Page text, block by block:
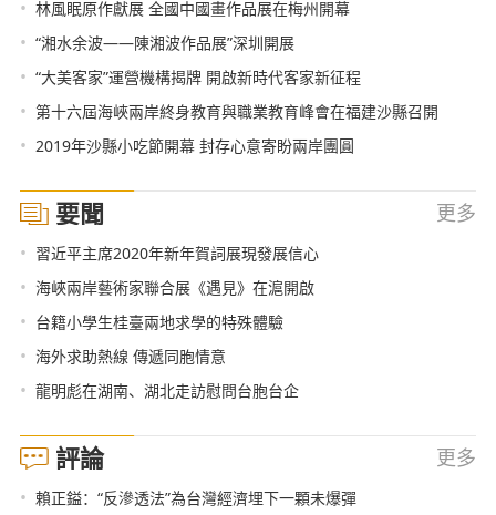
• 林風眠原作獻展 全國中國畫作品展在梅州開幕
• “湘水余波——陳湘波作品展”深圳開展
• “大美客家”運營機構揭牌 開啟新時代客家新征程
• 第十六屆海峽兩岸終身教育與職業教育峰會在福建沙縣召開
• 2019年沙縣小吃節開幕 封存心意寄盼兩岸團圓
要聞 更多
• 習近平主席2020年新年賀詞展現發展信心
• 海峽兩岸藝術家聯合展《遇見》在滬開啟
• 台籍小學生桂臺兩地求學的特殊體驗
• 海外求助熱線 傳遞同胞情意
• 龍明彪在湖南、湖北走訪慰問台胞台企
評論 更多
• 賴正鎰：“反滲透法”為台灣經濟埋下一顆未爆彈